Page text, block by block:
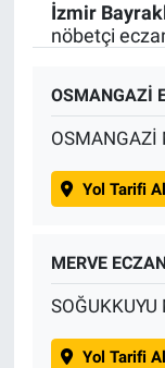
İzmir
nöbetçi
OSMANGAZİ
OSMANGAZİ
Yol Tarifi Al
MERVE
Yol Tarifi Al